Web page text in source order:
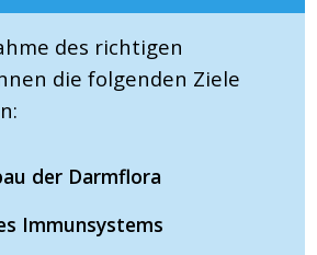
des richtigen
die folgenden Ziele
der Darmflora
Immunsystems